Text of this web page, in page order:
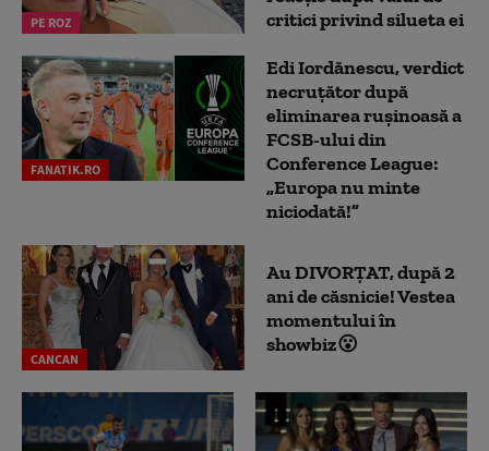
PE ROZ
critici privind silueta ei
FANATIK.RO
Edi Iordănescu, verdict
necruțător după
eliminarea rușinoasă a
FCSB-ului din
Conference League:
„Europa nu minte
niciodată!”
CANCAN
Au DIVORȚAT, după 2
ani de căsnicie! Vestea
momentului în
showbiz😮